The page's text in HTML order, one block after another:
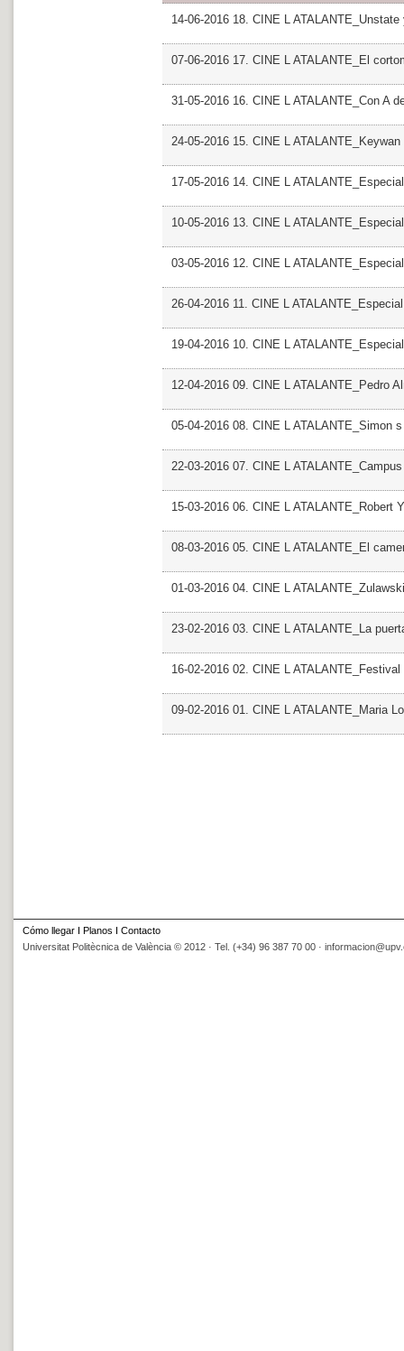
14-06-2016 18. CINE L
07-06-2016 17. CINE L ATALANTE_El
31-05-2016 16. CINE L ATALANTE_Con A
24-05-2016 15. CINE L
17-05-2016 14. CINE L
10-05-2016 13. CINE L
03-05-2016 12. CINE L
26-04-2016 11. CINE L
19-04-2016 10. CINE L
12-04-2016 09. CINE L ATALANTE_Pedro
05-04-2016 08. CINE L ATALANTE_Simon
22-03-2016 07. CINE L
15-03-2016 06. CINE L ATALANTE_Robert
08-03-2016 05. CINE L ATALANTE_El
01-03-2016 04. CINE L ATALANTE_Zulawski
23-02-2016 03. CINE L ATALANTE_La
16-02-2016 02. CINE L
09-02-2016 01. CINE L ATALANTE_Maria
Cómo llegar Planos
Contacto
Universitat Politècnica de València © 2012 · Tel. (+34) 96 387 70 00 ·